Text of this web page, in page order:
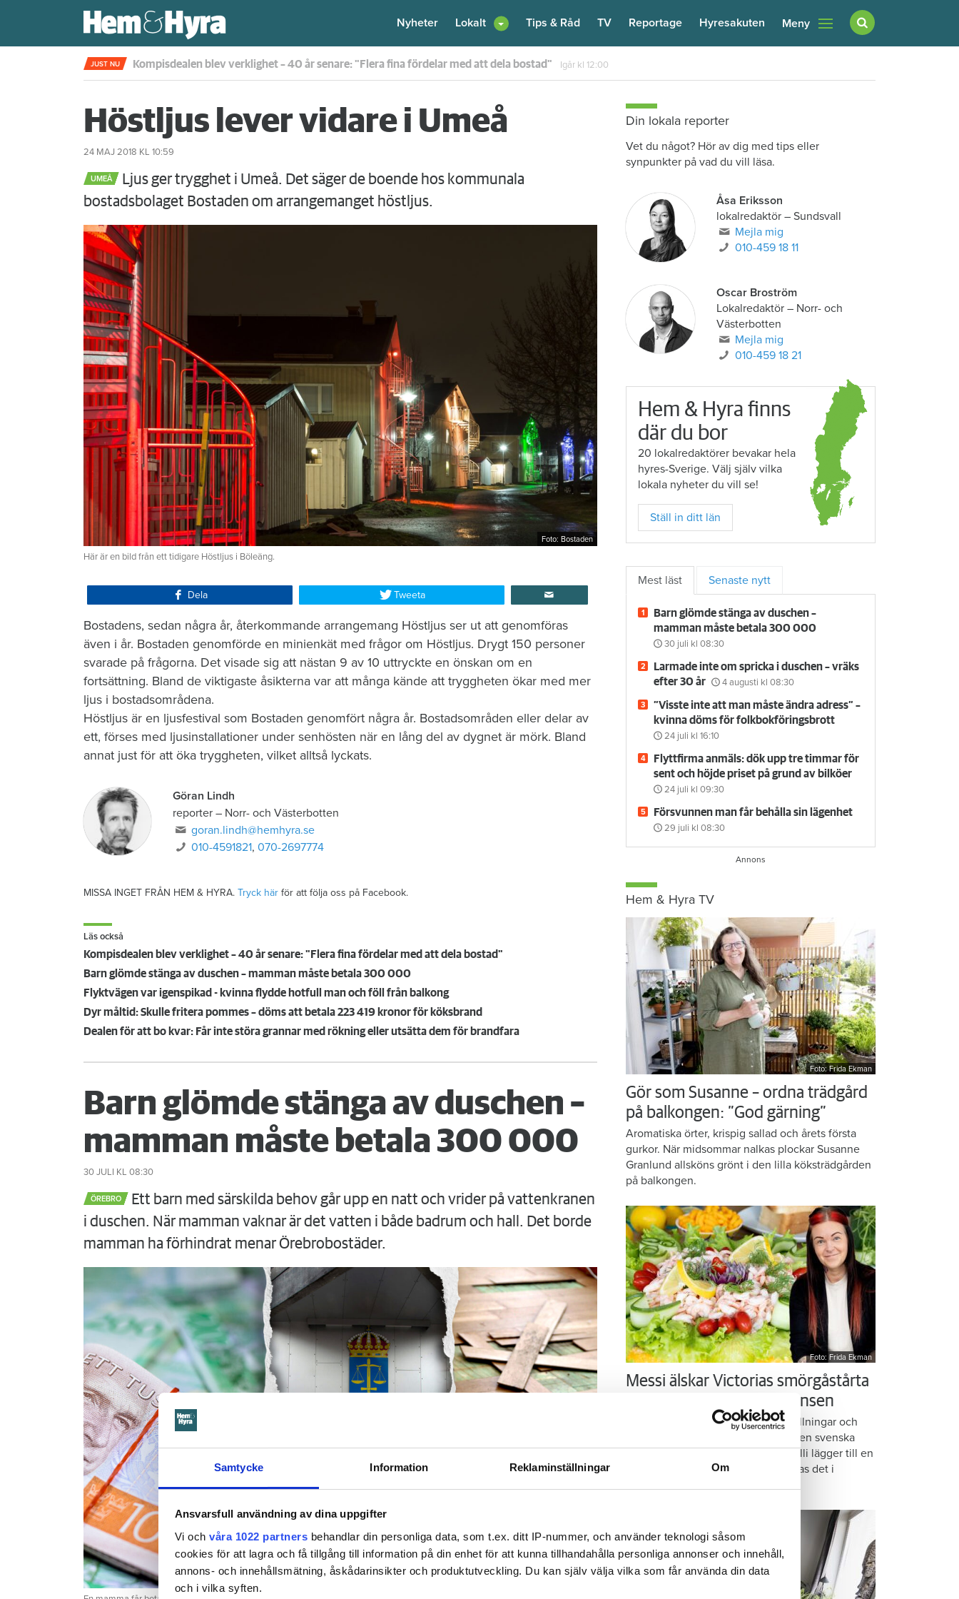
Samtycke Information Reklaminställningar Om
Ansvarsfull användning av dina uppgifter
Vi och våra 1022 partners behandlar din personliga data, som t.ex. ditt IP-nummer, och använder teknologi såsom
cookies för att lagra och få tillgång till information på din enhet för att kunna tillhandahålla personliga annonser och innehåll,
annons- och innehållsmätning, åskådarinsikter och produktutveckling. Du kan själv välja vilka som får använda din data
och i vilka syften.
Nyheter Lokalt Tips & Råd TV Reportage Hyresakuten Meny
JUST NU Rökte inomhus och övergav lägenheten – nu kräver värden honom på 100 000 kronor Igår kl 10:30
Höstljus lever vidare i Umeå
24 MAJ 2018 KL 10:59
UMEÅ
Ljus ger trygghet i Umeå. Det säger de boende hos kommunala
bostadsbolaget Bostaden om arrangemanget höstljus.
Foto: Bostaden
Här är en bild från ett tidigare Höstljus i Böleäng.
Dela Tweeta
Bostadens, sedan några år, återkommande arrangemang Höstljus ser ut att genomföras
även i år. Bostaden genomförde en minienkät med frågor om Höstljus. Drygt 150 personer
svarade på frågorna. Det visade sig att nästan 9 av 10 uttryckte en önskan om en
fortsättning. Bland de viktigaste åsikterna var att många kände att tryggheten ökar med mer
ljus i bostadsområdena.
Höstljus är en ljusfestival som Bostaden genomfört några år. Bostadsområden eller delar av
ett, förses med ljusinstallationer under senhösten när en lång del av dygnet är mörk. Bland
annat just för att öka tryggheten, vilket alltså lyckats.
Göran Lindh
reporter – Norr- och Västerbotten
goran.lindh@hemhyra.se
010-4591821,070-2697774
MISSA INGET FRÅN HEM & HYRA. Tryck här för att följa oss på Facebook.
Läs också
Kompisdealen blev verklighet – 40 år senare: "Flera fina fördelar med att dela bostad"
Barn glömde stänga av duschen – mamman måste betala 300 000
Flyktvägen var igenspikad - kvinna flydde hotfull man och föll från balkong
Dyr måltid: Skulle fritera pommes – döms att betala 223 419 kronor för köksbrand
Dealen för att bo kvar: Får inte störa grannar med rökning eller utsätta dem för brandfara
Barn glömde stänga av duschen –
mamman måste betala 300 000
30 JULI KL 08:30
ÖREBRO
Ett barn med särskilda behov går upp en natt och vrider på vattenkranen
i duschen. När mamman vaknar är det vatten i både badrum och hall. Det borde
mamman ha förhindrat menar Örebrobostäder.
Din lokala reporter
Vet du något? Hör av dig med tips eller
synpunkter på vad du vill läsa.
Åsa Eriksson
lokalredaktör– Sundsvall
Mejla mig
010-459 18 11
Oscar Broström
Lokalredaktör– Norr- och
Västerbotten
Mejla mig
010-459 18 21
Hem & Hyra finns
där du bor
20 lokalredaktörer bevakar hela
hyres-Sverige. Välj själv vilka
lokala nyheter du vill se!
Ställ in ditt län
Mest läst Senaste nytt
Barn glömde stänga av duschen –
mamman måste betala 300 000
30 juli kl 08:30
Larmade inte om spricka i duschen – vräks
efter 30 år
4 augusti kl 08:30
”Visste inte att man måste ändra adress” –
kvinna döms för folkbokföringsbrott
24 juli kl 16:10
Flyttfirma anmäls: dök upp tre timmar för
sent och höjde priset på grund av bilköer
24 juli kl 09:30
Försvunnen man får behålla sin lägenhet
29 juli kl 08:30
Hem & Hyra TV
Foto: Frida Ekman
Gör som Susanne – ordna trädgård
på balkongen: ”God gärning”
Aromatiska örter, krispig sallad och årets första
gurkor. När midsommar nalkas plockar Susanne
Granlund allsköns grönt i den lilla köksträdgården
på balkongen.
Foto: Frida Ekman
Messi älskar Victorias smörgåstårta
– trots den galna ingrediensen
Formbrödsskivor i rader, krämiga fyllningar och
krispiga grönsaker. Det är basen i den svenska
klassikern smörgåstårta. Victoria Lalli lägger till en
specialingrediens – och ändå vattnas det i